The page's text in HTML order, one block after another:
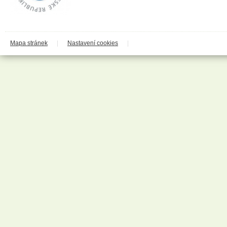
Colgate - Palmolive
Coty
Coyote
Dalli
Dalli - Werkge Germany
Mapa stránek Nastavení cookies